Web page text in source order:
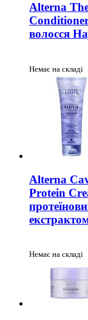
Alterna
волосся
Немає на складі
Alterna
Protein
Немає на складі